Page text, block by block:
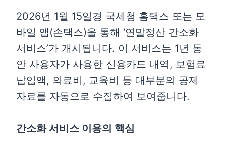
2026년 1월 15일경 국세청 홈택스 또는 모
바일 앱(손택스)을 통해 ‘연말정산 간소화
서비스’가 개시됩니다. 이 서비스는 1년 동
안 사용자가 사용한 신용카드 내역, 보험료
납입액, 의료비, 교육비 등 대부분의 공제
자료를 자동으로 수집하여 보여줍니다.
간소화 서비스 이용의 핵심